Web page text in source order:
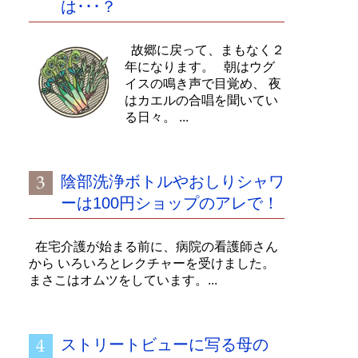
は･･･？
故郷に戻って、まもなく２
年になります。 朝はウグ
イスの鳴き声で目覚め、 夜
はカエルの合唱を聞いてい
る日々。 ...
陰部洗浄ボトルやおしりシャワ
ーは100円ショップのアレで！
在宅介護が始まる前に、病院の看護師さん
から いろいろとレクチャーを受けました。
まさこはオムツをしています。...
ストリートビューに写る母の